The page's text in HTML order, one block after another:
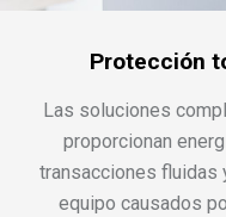
Protección
Las soluciones
proporcionan
transacciones fluidas
equipo causados